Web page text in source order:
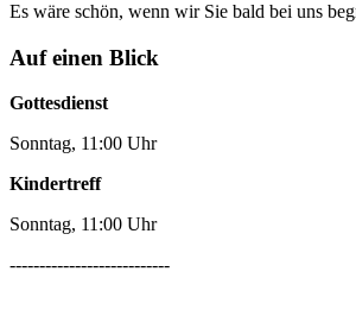
Es wäre schön, wenn wir Sie bald bei uns
Auf einen Blick
Gottesdienst
Sonntag, 11:00 Uhr
Kindertreff
Sonntag, 11:00 Uhr
---------------------------